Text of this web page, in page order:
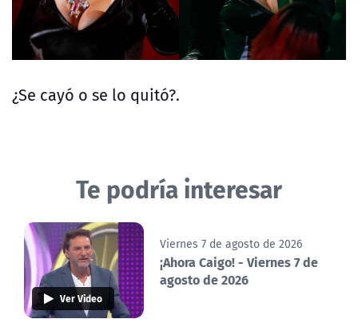
¿Se cayó o se lo quitó?.
Te podría interesar
Ver Video
Viernes 7 de agosto de 2026
¡Ahora Caigo! - Viernes 7 de
agosto de 2026